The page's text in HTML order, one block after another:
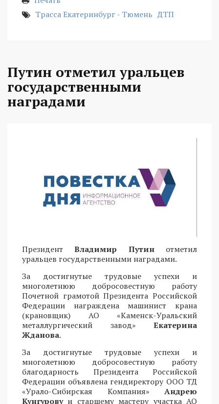
Трасса Екатеринбург - Тюмень ДТП
Путин отметил уральцев
государственными
наградами
ПрезидентВладимир Путин отметил
уральцев государственными наградами.
За достигнутые трудовые успехи и
многолетнюю добросовестную работу
Почетной грамотой Президента Российской
Федерации награждена машинист крана
(крановщик) АО «Каменск-Уральский
металлургический завод» Екатерина
Жданова.
За достигнутые трудовые успехи и
многолетнюю добросовестную работу
благодарность Президента Российской
Федерации объявлена гендиректору ООО ТД
«Урало-Сибирская Компания» Андрею
Кунгуровуи старшему мастеру участка АО